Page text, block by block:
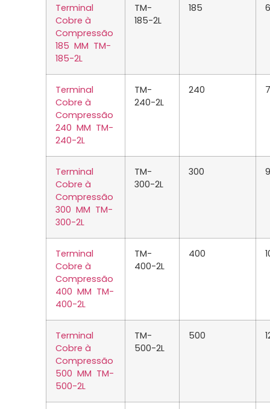
Terminal
Cobre à
Compressão
185 MM TM-
185-2L
TM-
185-2L
185
Terminal
Cobre à
Compressão
240 MM TM-
240-2L
TM-
240-2L
240
Terminal
Cobre à
Compressão
300 MM TM-
300-2L
TM-
300-2L
300
Terminal
Cobre à
Compressão
400 MM TM-
400-2L
TM-
400-2L
400
Terminal
Cobre à
Compressão
500 MM TM-
500-2L
TM-
500-2L
500